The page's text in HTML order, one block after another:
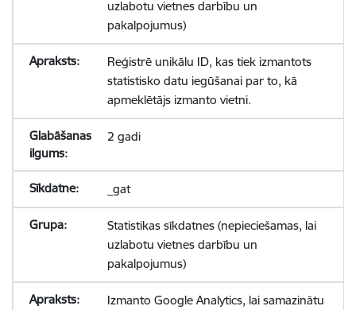
uzlabotu vietnes darbību un
pakalpojumus)
Reģistrē unikālu ID, kas tiek izmantots
statistisko datu iegūšanai par to, kā
apmeklētājs izmanto vietni.
2 gadi
_gat
Statistikas sīkdatnes (nepieciešamas, lai
uzlabotu vietnes darbību un
pakalpojumus)
Izmanto Google Analytics, lai samazinātu